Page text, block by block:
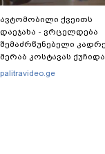
ავტომობილი ქვეითს
დაეჯახა - ვრცელდება
შემაძრწუნებელი
მერაბ კოსტავას
palitravideo.ge